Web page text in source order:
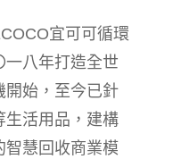
宜可可循環
一八年打造全世
開始，至今已針
生活用品，建構
智慧回收商業模